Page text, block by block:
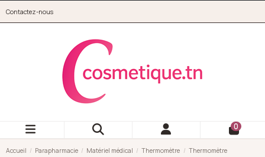
Contactez-nous
0
Accueil Parapharmacie Matériel médical Thermomètre
Thermomètre